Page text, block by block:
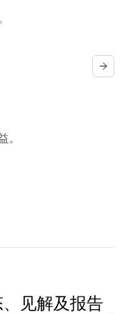
。
见解及报告